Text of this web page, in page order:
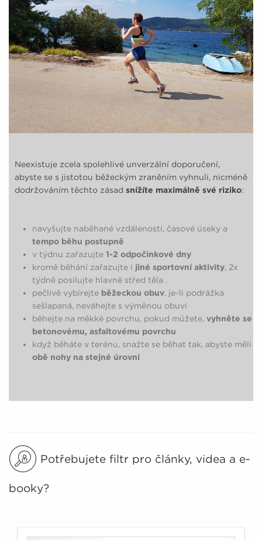
Neexistuje zcela spolehlivé unverzální doporučení,
abyste se s jistotou běžeckým zraněním vyhnuli, nicméně
dodržováním těchto zásad snížíte maximálně své riziko:
navyšujte naběhané vzdálenosti, časové úseky a
tempo běhu postupně
v týdnu zařazujte 1-2 odpočinkové dny
kromě běhání zařazujte i jiné sportovní aktivity, 2x
týdně posilujte hlavně střed těla .
pečlivě vybírejte běžeckou obuv, je-li podrážka
sešlapaná, neváhejte s výměnou obuvi
běhejte na měkké povrchu, pokud můžete, vyhněte se
betonovému, asfaltovému povrchu
když běháte v terénu, snažte se běhat tak, abyste měli
obě nohy na stejné úrovni
Potřebujete filtr pro články, videa a e-
booky?